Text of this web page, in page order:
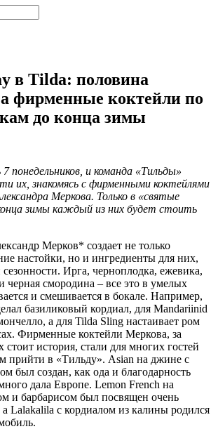
в Tilda: половина
фирменные коктейли по
до конца зимы
понедельников, и команда «Тильды»
их, знакомясь с фирменными коктейлями
Меркова. Только в «святые
зимы каждый из них будет стоить
Мерков* создает не только
настойки, но и ингредиенты для них,
Ирга, черноплодка, ежевика,
черная смородина – все это в умелых
и смешивается в бокале. Например,
базиликовый кордиал, для Mandariinid
а для Tilda Sling настаивает ром
Фирменные коктейли Меркова, за
история, стали для многих гостей
прийти в «Тильду». Asian на джине с
был создан, как ода и благодарность
дала Европе. Lemon French на
и барбарисом был посвящен очень
Lalakalila с кордиалом из калины родился